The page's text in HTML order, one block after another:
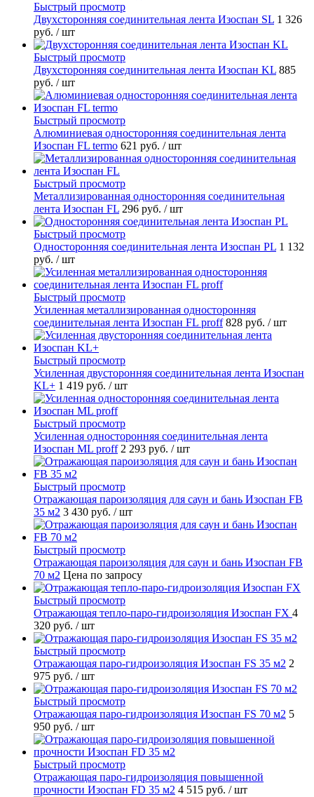
Быстрый просмотр
Двухсторонняя соединительная лента Изоспан SL 1 326
руб. / шт
Быстрый просмотр
Двухсторонняя соединительная лента Изоспан KL 885
руб. / шт
Быстрый просмотр
Алюминиевая односторонняя соединительная лента
Изоспан FL termo 621 руб. / шт
Быстрый просмотр
Металлизированная односторонняя соединительная
лента Изоспан FL 296 руб. / шт
Быстрый просмотр
Односторонняя соединительная лента Изоспан PL 1 132
руб. / шт
Быстрый просмотр
Усиленная металлизированная односторонняя
соединительная лента Изоспан FL proff 828 руб. / шт
Быстрый просмотр
Усиленная двусторонняя соединительная лента Изоспан
KL+ 1 419 руб. / шт
Быстрый просмотр
Усиленная односторонняя соединительная лента
Изоспан ML proff 2 293 руб. / шт
Быстрый просмотр
Отражающая пароизоляция для саун и бань Изоспан FB
35 м2 3 430 руб. / шт
Быстрый просмотр
Отражающая пароизоляция для саун и бань Изоспан FB
70 м2 Цена по запросу
Быстрый просмотр
Отражающая тепло-паро-гидроизоляция Изоспан FХ 4
320 руб. / шт
Быстрый просмотр
Отражающая паро-гидроизоляция Изоспан FS 35 м2 2
975 руб. / шт
Быстрый просмотр
Отражающая паро-гидроизоляция Изоспан FS 70 м2 5
950 руб. / шт
Быстрый просмотр
Отражающая паро-гидроизоляция повышенной
прочности Изоспан FD 35 м2 4 515 руб. / шт